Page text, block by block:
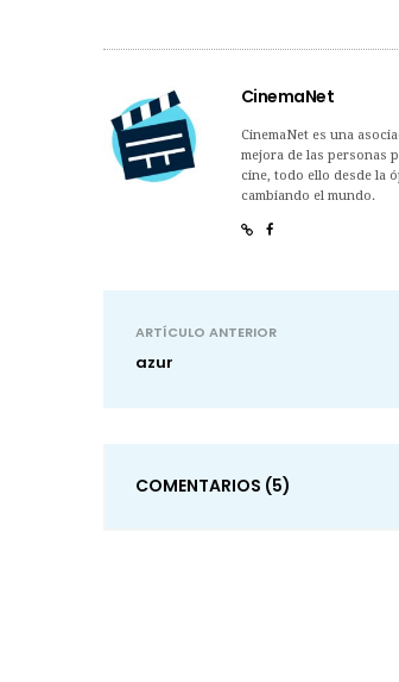
CinemaNet
CinemaNet es una
mejora de las personas
cine, todo ello desde la
cambiando el mundo.
ARTÍCULO ANTERIOR
azur
COMENTARIOS (5)